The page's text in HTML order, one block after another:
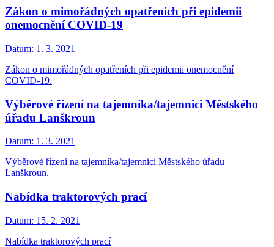
Zákon o mimořádných opatřeních při epidemii
onemocnění COVID-19
Datum: 1. 3. 2021
Zákon o mimořádných opatřeních při epidemii onemocnění
COVID-19.
Výběrové řízení na tajemníka/tajemnici Městského
úřadu Lanškroun
Datum: 1. 3. 2021
Výběrové řízení na tajemníka/tajemnici Městského úřadu
Lanškroun.
Nabídka traktorových prací
Datum: 15. 2. 2021
Nabídka traktorových prací